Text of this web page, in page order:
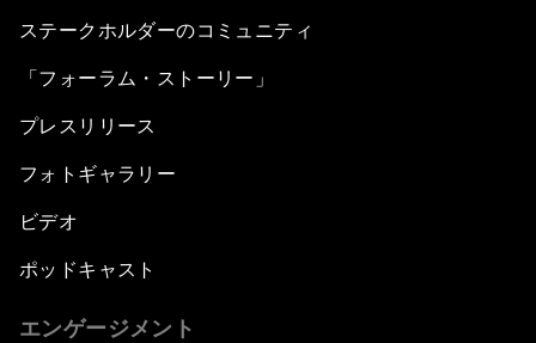
ステークホルダーのコミュニティ
「フォーラム・ストーリー」
プレスリリース
フォトギャラリー
ビデオ
ポッドキャスト
エンゲージメント